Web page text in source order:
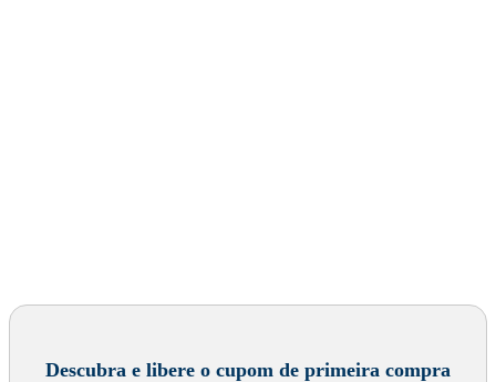
Descubra e libere o cupom de primeira compra